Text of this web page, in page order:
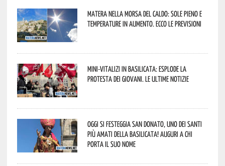
Matera nella morsa del caldo: sole pieno e
temperature in aumento. Ecco le previsioni
Mini-vitalizi in Basilicata: esplode la
protesta dei giovani. Le ultime notizie
Oggi si festeggia San Donato, uno dei Santi
più amati della Basilicata! Auguri a chi
porta il suo nome